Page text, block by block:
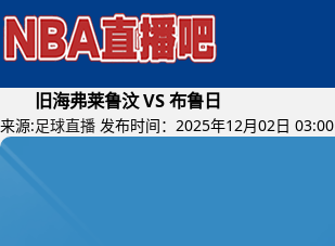
旧海弗莱鲁汶 VS 布鲁日
来源:足球直播 发布时间：2025年12月02日 03:00